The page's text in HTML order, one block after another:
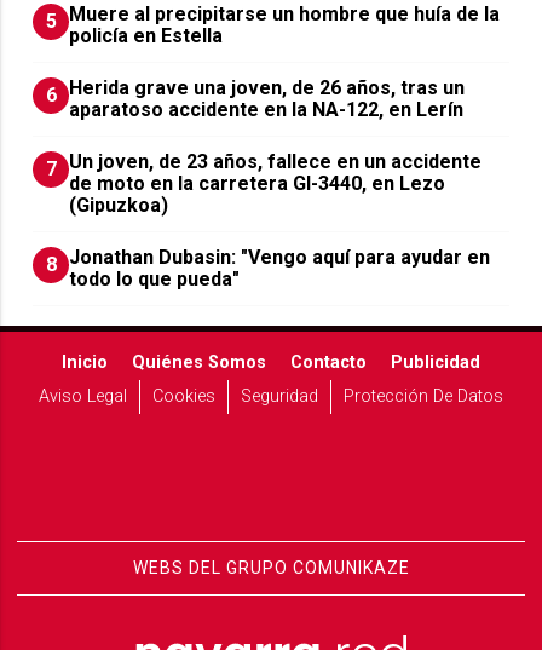
5 Muere al precipitarse un hombre que huía de la
policía en Estella
6 Herida grave una joven, de 26 años, tras un
aparatoso accidente en la NA-122, en Lerín
7 Un joven, de 23 años, fallece en un accidente
de moto en la carretera GI-3440, en Lezo
(Gipuzkoa)
8 Jonathan Dubasin: "Vengo aquí para ayudar en
todo lo que pueda"
Inicio Quiénes Somos Contacto
Publicidad
Aviso Legal
Cookies Seguridad Protección De Datos
WEBS DEL GRUPO COMUNIKAZE